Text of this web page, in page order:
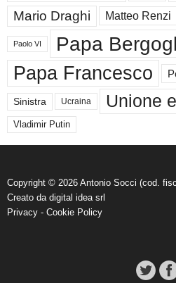
Mario Draghi Matteo Renzi
Paolo VI Papa
Papa Francesco
Sinistra Ucraina Unione
Vladimir Putin
Copyright © 2026 Antonio Socci (cod.
Creato da digital idea srl
Privacy - Cookie Policy